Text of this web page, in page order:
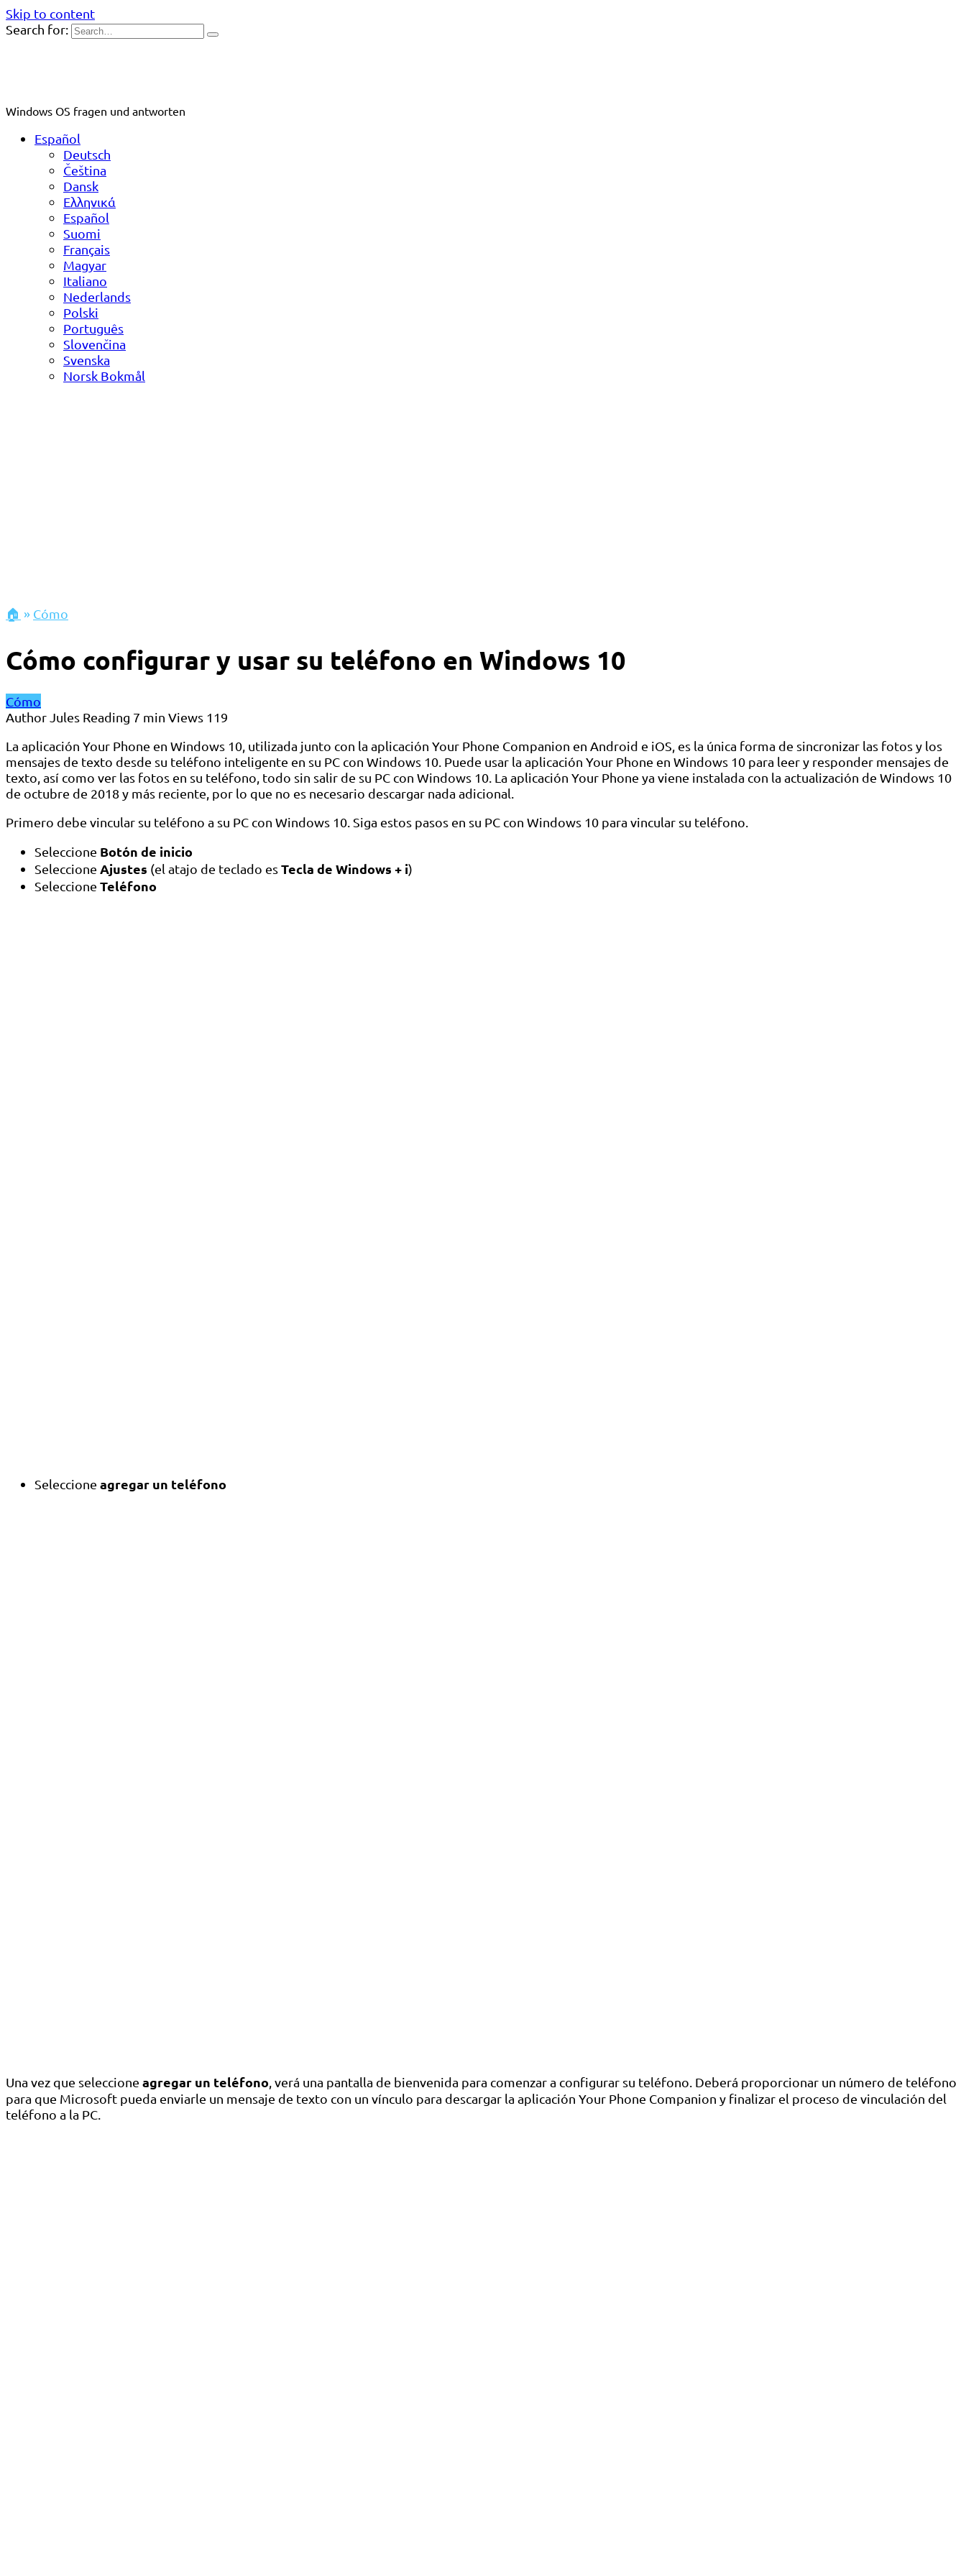
Skip to content
Search for:
Windows OS fragen und antworten
Español
Deutsch
Čeština
Dansk
Ελληνικά
Español
Suomi
Français
Magyar
Italiano
Nederlands
Polski
Português
Slovenčina
Svenska
Norsk Bokmål
🏠 » Cómo
Cómo configurar y usar su teléfono en Windows 10
Cómo
AuthorJules Reading 7 min Views 119
La aplicación Your Phone en Windows 10, utilizada junto con la aplicación Your Phone Companion en Android e iOS, es la única forma de sincronizar las fotos y los
mensajes de texto desde su teléfono inteligente en su PC con Windows 10. Puede usar la aplicación Your Phone en Windows 10 para leer y responder mensajes de
texto, así como ver las fotos en su teléfono, todo sin salir de su PC con Windows 10. La aplicación Your Phone ya viene instalada con la actualización de Windows 10
de octubre de 2018 y más reciente, por lo que no es necesario descargar nada adicional.
Primero debe vincular su teléfono a su PC con Windows 10. Siga estos pasos en su PC con Windows 10 para vincular su teléfono.
Seleccione Botón de inicio
Seleccione Ajustes (el atajo de teclado esTecla de Windows + i)
Seleccione Teléfono
Seleccione agregar un teléfono
Una vez que seleccione agregar un teléfono, verá una pantalla de bienvenida para comenzar a configurar su teléfono. Deberá proporcionar un número de teléfono
para que Microsoft pueda enviarle un mensaje de texto con un vínculo para descargar la aplicación Your Phone Companion y finalizar el proceso de vinculación del
teléfono a la PC.